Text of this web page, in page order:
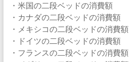
・米国の二段ベッドの消費額
・カナダの二段ベッドの消費額
・メキシコの二段ベッドの消費額
・ドイツの二段ベッドの消費額
・フランスの二段ベッドの消費額